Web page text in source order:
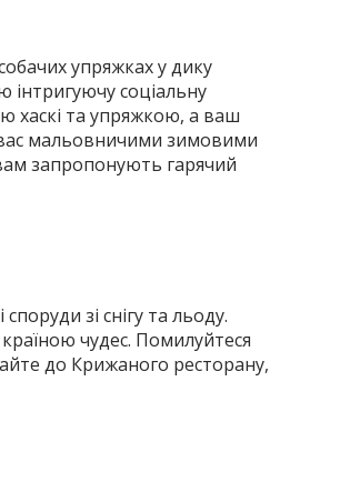
упряжках у дику
інтригуючу соціальну
хаскі та упряжкою, а ваш
мальовничими зимовими
запропонують гарячий
зі снігу та льоду.
чудес. Помилуйтеся
до Крижаного ресторану,